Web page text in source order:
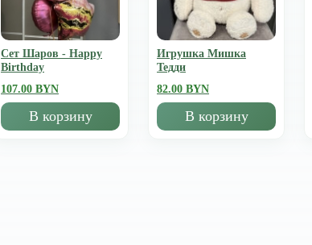
Сет Шаров - Happy
Birthday
107.00 BYN
В корзину
Игрушка Мишка
Тедди
82.00 BYN
В корзину